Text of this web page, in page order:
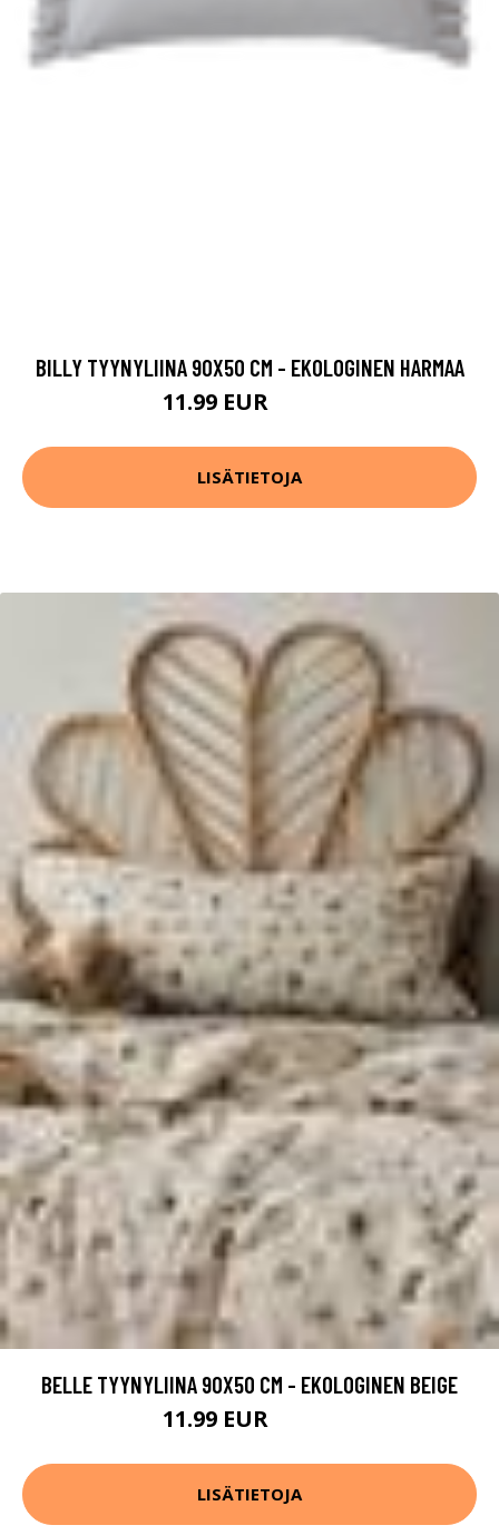
BILLY TYYNYLIINA 90X50 CM - EKOLOGINEN HARMAA
11.99 EUR
LISÄTIETOJA
BELLE TYYNYLIINA 90X50 CM - EKOLOGINEN BEIGE
11.99 EUR
LISÄTIETOJA